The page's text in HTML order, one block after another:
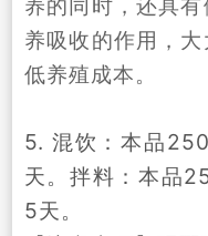
养的同时，还具
养吸收的作用，
低养殖成本。
5. 混饮：本品
天。拌料：本品
5天。